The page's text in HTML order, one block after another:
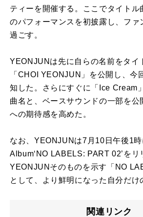
ティーを開催する。ここでタイトル
のパフォーマンスを初披露し、 ファ
過ごす。
YEONJUNは先に自らの名前をタイ
「CHOI YEONJUN」を公開し、今
知した。
さらにすぐに「Ice Cream
曲名と、 ベースサウンドの一部を公
への期待感を高めた。
なお、YEONJUNは7月10日午後1
Album‘NO LABELS: PART 02’をリ
YEONJUNそのものを示す「NO
として、
より鮮明になった自分だけ
関連リンク